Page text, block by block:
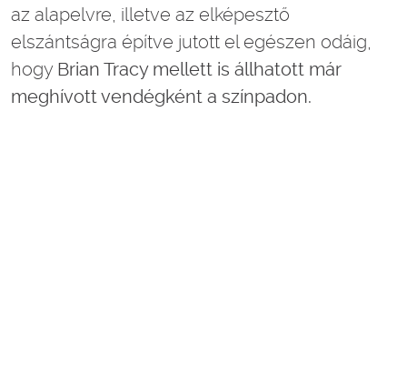
az alapelvre, illetve az elképesztő
elszántságra építve jutott el egészen odáig,
hogy Brian Tracy mellett is állhatott már
meghívott vendégként a színpadon.